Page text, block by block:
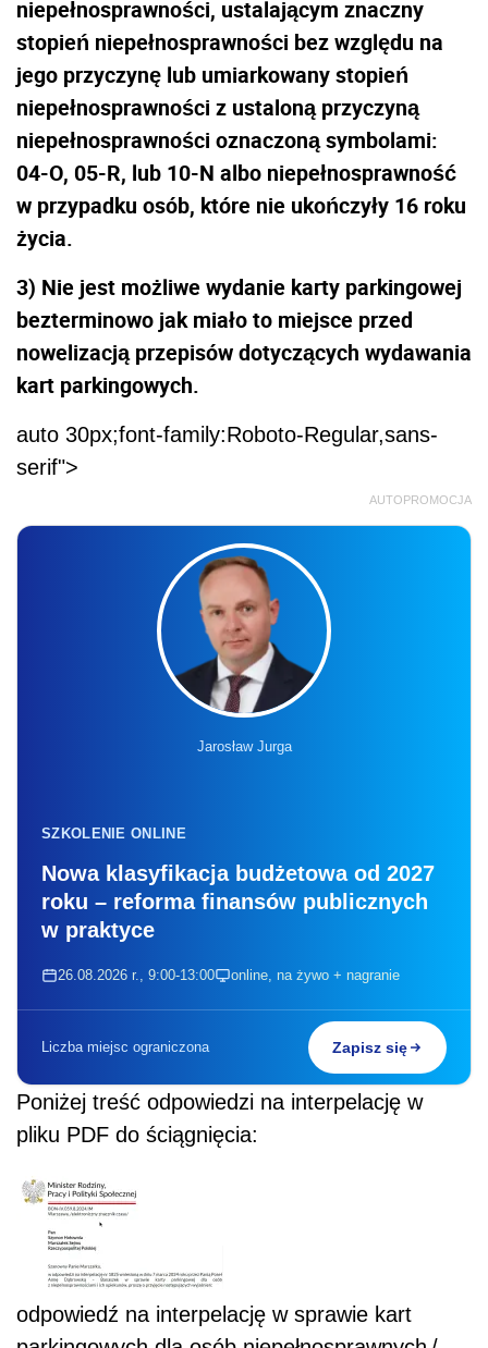
niepełnosprawności, ustalającym znaczny
stopień niepełnosprawności bez względu na
jego przyczynę lub umiarkowany stopień
niepełnosprawności z ustaloną przyczyną
niepełnosprawności oznaczoną symbolami:
04-O, 05-R, lub 10-N albo niepełnosprawność
w przypadku osób, które nie ukończyły 16 roku
życia.
3) Nie jest możliwe wydanie karty parkingowej
bezterminowo jak miało to miejsce przed
nowelizacją przepisów dotyczących wydawania
kart parkingowych.
auto 30px;font-family:Roboto-Regular,sans-
serif">
AUTOPROMOCJA
Jarosław Jurga
SZKOLENIE ONLINE
Nowa klasyfikacja budżetowa od 2027
roku – reforma finansów publicznych
w praktyce
26.08.2026 r., 9:00-13:00 online, na żywo + nagranie
Liczba miejsc ograniczona Zapisz się
Poniżej treść odpowiedzi na interpelację w
pliku PDF do ściągnięcia:
odpowiedź na interpelację w sprawie kart